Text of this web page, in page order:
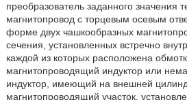
преобразователь заданного значения
магнитопровод с торцевым осевым
форме двух чашкообразных
сечения, установленных встречно
каждой из которых расположена
магнитопроводящий индуктор или
индуктор, имеющий на внешней
магнитопроводящий участок,